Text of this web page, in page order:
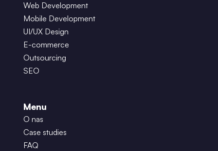
Web Development
Mobile Development
UI/UX Design
E-commerce
Outsourcing
SEO
Menu
O nas
Case studies
FAQ